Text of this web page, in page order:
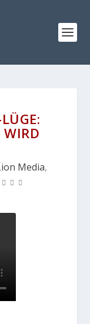
WIRD
Media,